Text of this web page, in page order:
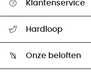
Klantenservice
Mijn zending volgen
Retourzendingen &
Hardloop
Onze beloften